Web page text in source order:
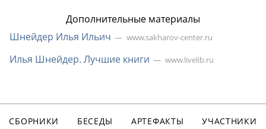
Дополнительные материалы
Шнейдер Илья Ильич
www.sakharov-center.ru
Илья Шнейдер. Лучшие книги www.livelib.ru
СБОРНИКИ БЕСЕДЫ АРТЕФАКТЫ
УЧАСТНИКИ